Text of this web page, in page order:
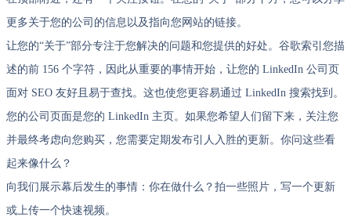
更多关于您的公司的信息以及指向您网站的链接。
让您的“关于”部分专注于您解决的问题和您提供的好处。谷歌索引您描
述的前 156 个字符，因此从重要的事情开始，让您的 LinkedIn 公司页
面对 SEO 友好且易于查找。这也使您更容易通过 LinkedIn 搜索找到。
您的公司页面是您的 LinkedIn 主页。如果您希望人们留下来，关注您
并最终考虑向您购买，您需要定期发布引人入胜的更新。你问这些看
起来像什么？
向我们展示幕后发生的事情：你在做什么？拍一些照片，写一个更新
或上传一个快速视频。